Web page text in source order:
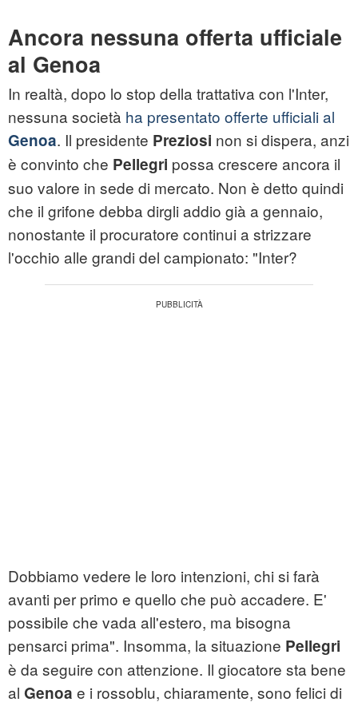
Ancora nessuna offerta ufficiale
al Genoa
In realtà, dopo lo stop della trattativa con l'Inter,
nessuna società ha presentato offerte ufficiali al
Genoa. Il presidente Preziosi non si dispera, anzi
è convinto che Pellegri possa crescere ancora il
suo valore in sede di mercato. Non è detto quindi
che il grifone debba dirgli addio già a gennaio,
nonostante il procuratore continui a strizzare
l'occhio alle grandi del campionato: "Inter?
Dobbiamo vedere le loro intenzioni, chi si farà
avanti per primo e quello che può accadere. E'
possibile che vada all'estero, ma bisogna
pensarci prima". Insomma, la situazione Pellegri
è da seguire con attenzione. Il giocatore sta bene
al Genoa e i rossoblu, chiaramente, sono felici di